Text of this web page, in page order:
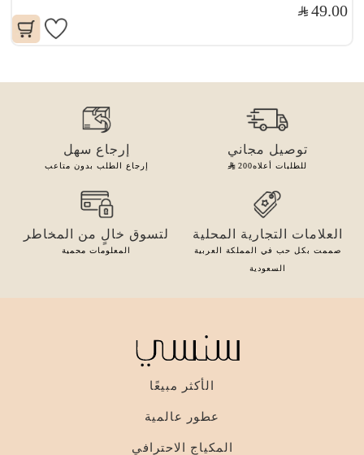
49.00
توصيل مجاني
للطلبات أعلاه200
إرجاع سهل
إرجاع الطلب بدون متاعب
العلامات التجارية المحلية
صممت بكل حب في المملكة العربية
السعودية
لتسوق خالٍ من المخاطر
المعلومات محمية
الأكثر مبيعًا
عطور عالمية
المكياج الاحترافي